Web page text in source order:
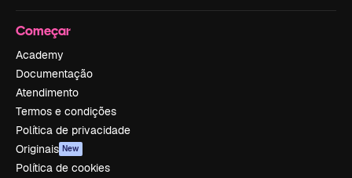
Começar
Academy
Documentação
Atendimento
Termos e condições
Política de privacidade
Originais New
Política de cookies